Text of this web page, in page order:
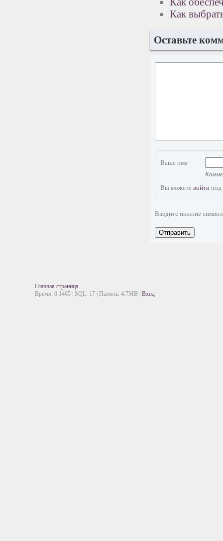
Как
Оставьте
Ваше имя
Вы можете войти под
Введите нижние
Отправить
Главная страница
Время: 0.1465 | SQL: 17 | Память: 4.7MB Вход